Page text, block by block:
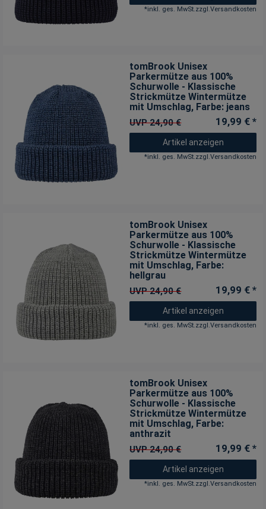
*inkl. ges. MwSt. zzgl. Versandkosten
tomBrook Unisex
Parkermütze aus 100%
Schurwolle - Klassische
Strickmütze Wintermütze
mit Umschlag, Farbe: jeans
UVP 24,90 € 19,99 € *
Artikel anzeigen
*inkl. ges. MwSt.zzgl.Versandkosten
tomBrook Unisex
Parkermütze aus 100%
Schurwolle - Klassische
Strickmütze Wintermütze
mit Umschlag, Farbe:
hellgrau
UVP 24,90 € 19,99 € *
Artikel anzeigen
*inkl. ges. MwSt.zzgl.Versandkosten
tomBrook Unisex
Parkermütze aus 100%
Schurwolle - Klassische
Strickmütze Wintermütze
mit Umschlag, Farbe:
anthrazit
UVP 24,90 € 19,99 € *
Artikel anzeigen
*inkl. ges. MwSt.zzgl.Versandkosten